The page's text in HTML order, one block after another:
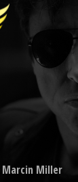
Marcin Miller